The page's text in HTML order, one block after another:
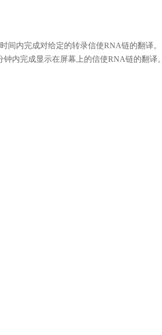
间内完成对给定的转录信使RNA链的翻译。
钟内完成显示在屏幕上的信使RNA链的翻译。